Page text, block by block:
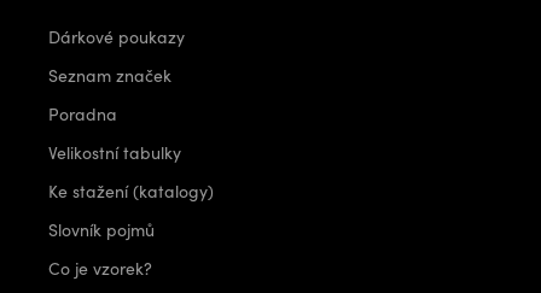
Dárkové poukazy
Seznam značek
Poradna
Velikostní tabulky
Ke stažení (katalogy)
Slovník pojmů
Co je vzorek?